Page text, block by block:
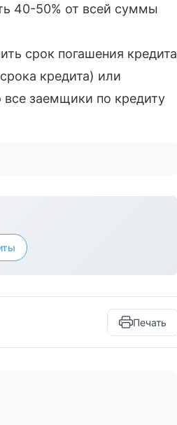
40-50% от всей суммы
срок погашения кредита
кредита) или
заемщики по кредиту
Печать